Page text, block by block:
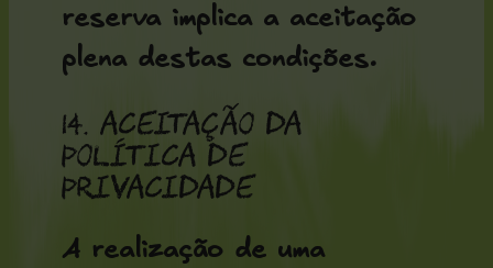
reserva implica a aceitação
plena destas condições.
14. Aceitação da
Política de
Privacidade
A realização de uma